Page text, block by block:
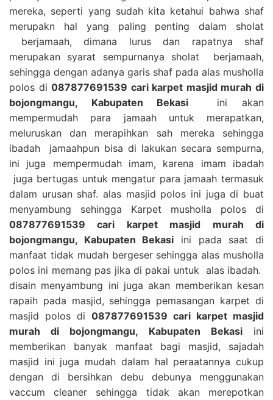
mereka, seperti yang sudah kita ketahui bahwa shaf
merupakn hal yang paling penting dalam sholat
berjamaah, dimana lurus dan rapatnya shaf
merupakan syarat sempurnanya sholat berjamaah,
sehingga dengan adanya garis shaf pada alas musholla
polos di087877691539 cari karpet masjid murah di
bojongmangu, Kabupaten Bekasi ini akan
mempermudah para jamaah untuk merapatkan,
meluruskan dan merapihkan sah mereka sehingga
ibadah jamaahpun bisa di lakukan secara sempurna,
ini juga mempermudah imam, karena imam ibadah
juga bertugas untuk mengatur para jamaah termasuk
dalam urusan shaf. alas masjid polos ini juga di buat
menyambung sehingga Karpet musholla polos di
087877691539 cari karpet masjid murah di
bojongmangu, Kabupaten Bekasi ini pada saat di
manfaat tidak mudah bergeser sehingga alas musholla
polos ini memang pas jika di pakai untuk alas ibadah.
disain menyambung ini juga akan memberikan kesan
rapaih pada masjid, sehingga pemasangan karpet di
masjid polos di 087877691539 cari karpet masjid
murah di bojongmangu, Kabupaten Bekasiini
memberikan banyak manfaat bagi masjid, sajadah
masjid ini juga mudah dalam hal peraatannya cukup
dengan di bersihkan debu debunya menggunakan
vaccum cleaner sehingga tidak akan merepotkan